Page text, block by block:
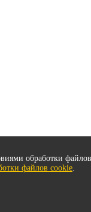
обработки файлов
файлов cookie.